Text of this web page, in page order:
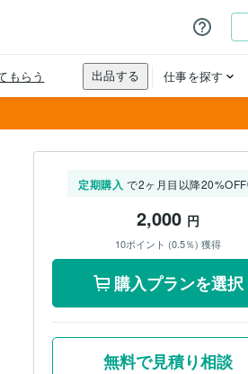
定期購入 で2ヶ月目以降20%OFF
2,000 円
10ポイント (0.5％) 獲得
購入プランを選択
無料で見積り相談